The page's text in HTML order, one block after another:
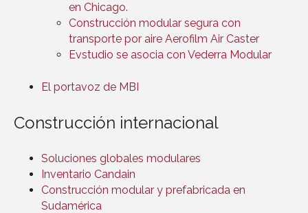
en Chicago.
Construcción modular segura con
transporte por aire Aerofilm Air Caster
Evstudio se asocia con Vederra Modular
El portavoz de MBI
Construcción internacional
Soluciones globales modulares
Inventario Candain
Construcción modular y prefabricada en
Sudamérica